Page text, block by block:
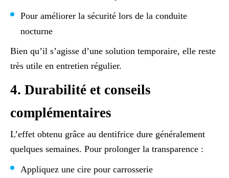
Pour améliorer la sécurité lors de la conduite
nocturne
Bien qu’il s’agisse d’une solution temporaire, elle reste
très utile en entretien régulier.
4. Durabilité et conseils
complémentaires
L’effet obtenu grâce au dentifrice dure généralement
quelques semaines. Pour prolonger la transparence :
Appliquez une cire pour carrosserie